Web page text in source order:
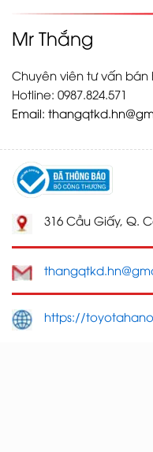
Mr Thắng
Chuyên viên tư vấn bán
Hotline: 0987.824.571
Email:
316 Cầu Giấy, Q.
https://